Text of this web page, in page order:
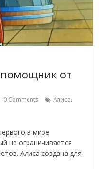
от
0 Comments Алиса,
в мире
не ограничивается
Алиса создана для